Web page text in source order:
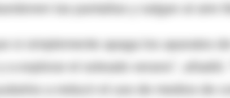
las pantallas y salgan al aire
si simplemente apaga los aparatos
a explorar el soleado verano",
a reducir el uso de medios de